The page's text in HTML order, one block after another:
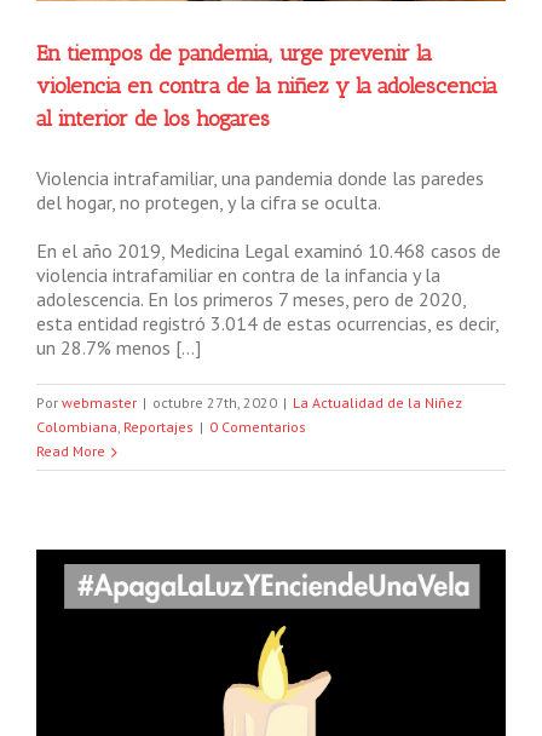
En tiempos de pandemia, urge prevenir la
violencia en contra de la niñez y la adolescencia
al interior de los hogares
Violencia intrafamiliar, una pandemia donde las paredes
del hogar, no protegen, y la cifra se oculta.
En el año 2019, Medicina Legal examinó 10.468 casos de
violencia intrafamiliar en contra de la infancia y la
adolescencia. En los primeros 7 meses, pero de 2020,
esta entidad registró 3.014 de estas ocurrencias, es decir,
un 28.7% menos […]
Por webmaster | octubre 27th, 2020 | La Actualidad de la Niñez
Colombiana Reportajes | 0 Comentarios
Read More